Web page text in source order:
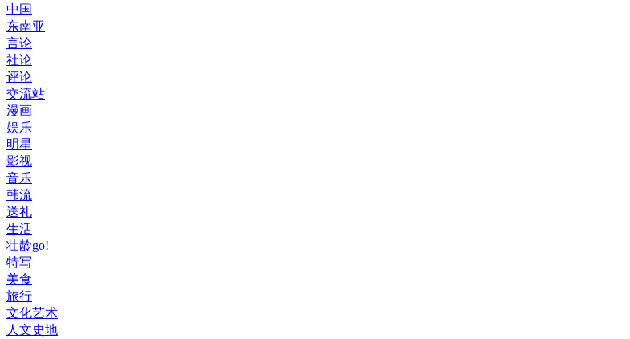
中国
东南亚
言论
社论
评论
交流站
漫画
娱乐
明星
影视
音乐
韩流
送礼
生活
壮龄go!
特写
美食
旅行
文化艺术
人文史地